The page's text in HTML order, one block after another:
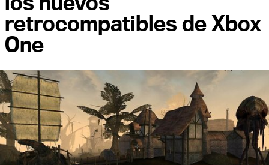
retrocompatibles de Xbox
One